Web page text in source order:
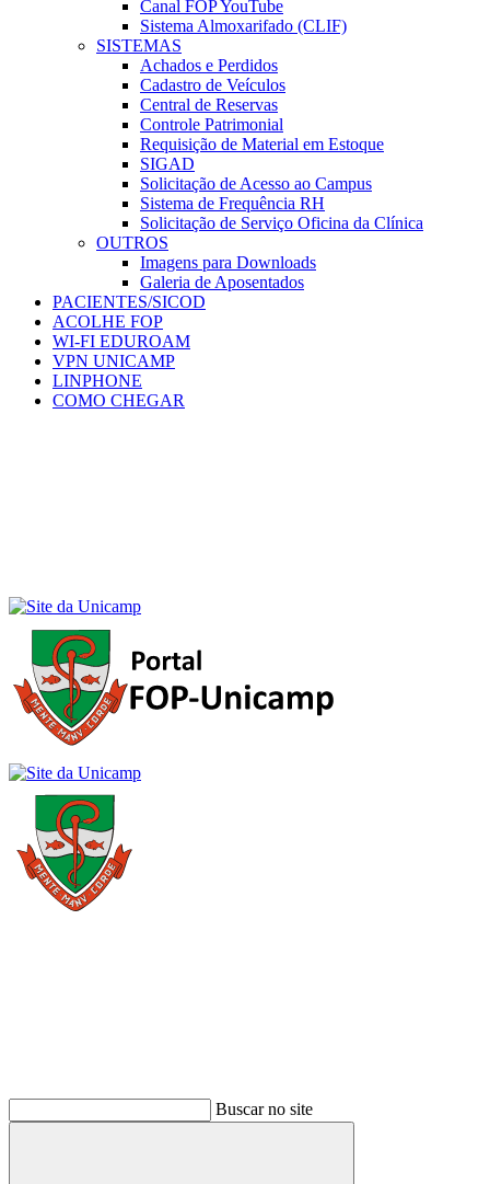
Canal FOP YouTube
Sistema Almoxarifado (CLIF)
SISTEMAS
Achados e Perdidos
Cadastro de Veículos
Central de Reservas
Controle Patrimonial
Requisição de Material em Estoque
SIGAD
Solicitação de Acesso ao Campus
Sistema de Frequência RH
Solicitação de Serviço Oficina da Clínica
OUTROS
Imagens para Downloads
Galeria de Aposentados
PACIENTES/SICOD
ACOLHE FOP
WI-FI EDUROAM
VPN UNICAMP
LINPHONE
COMO CHEGAR
Buscar no site